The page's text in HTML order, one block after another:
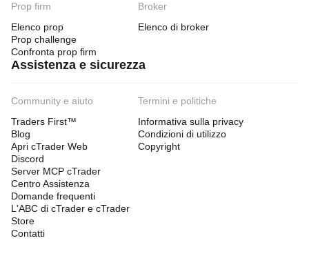
Prop firm
Elenco prop
Prop challenge
Confronta prop firm
Broker
Elenco di broker
Assistenza e sicurezza
Community e aiuto
Traders First™
Blog
Apri cTrader Web
Discord
Server MCP cTrader
Centro Assistenza
Domande frequenti
L'ABC di cTrader e cTrader
Store
Contatti
Termini e politiche
Informativa sulla privacy
Condizioni di utilizzo
Copyright